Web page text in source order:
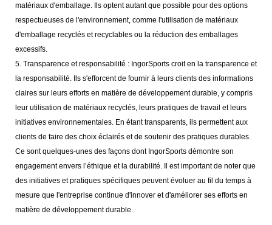
matériaux d'emballage. Ils optent autant que possible pour des options
respectueuses de l'environnement, comme l'utilisation de matériaux
d'emballage recyclés et recyclables ou la réduction des emballages
excessifs.
5. Transparence et responsabilité : IngorSports croit en la transparence et
la responsabilité. Ils s'efforcent de fournir à leurs clients des informations
claires sur leurs efforts en matière de développement durable, y compris
leur utilisation de matériaux recyclés, leurs pratiques de travail et leurs
initiatives environnementales. En étant transparents, ils permettent aux
clients de faire des choix éclairés et de soutenir des pratiques durables.
Ce sont quelques-unes des façons dont IngorSports démontre son
engagement envers l’éthique et la durabilité. Il est important de noter que
des initiatives et pratiques spécifiques peuvent évoluer au fil du temps à
mesure que l'entreprise continue d'innover et d'améliorer ses efforts en
matière de développement durable.